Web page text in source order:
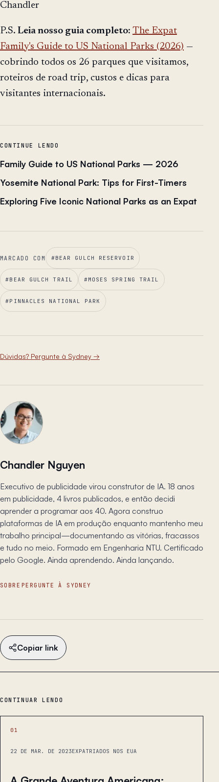
Chandler
P.S. Leia nosso guia completo: The Expat
Family's Guide to US National Parks (2026) —
cobrindo todos os 26 parques que visitamos,
roteiros de road trip, custos e dicas para
visitantes internacionais.
CONTINUE LENDO
Family Guide to US National Parks — 2026
Yosemite National Park: Tips for First-Timers
Exploring Five Iconic National Parks as an Expat
MARCADO COM #BEAR GULCH RESERVOIR
#BEAR GULCH TRAIL #MOSES SPRING TRAIL
#PINNACLES NATIONAL PARK
Dúvidas? Pergunte à Sydney →
Chandler Nguyen
Executivo de publicidade virou construtor de IA. 18 anos
em publicidade, 4 livros publicados, e então decidi
aprender a programar aos 40. Agora construo
plataformas de IA em produção enquanto mantenho meu
trabalho principal—documentando as vitórias, fracassos
e tudo no meio. Formado em Engenharia NTU. Certificado
pelo Google. Ainda aprendendo. Ainda lançando.
SOBRE PERGUNTE À SYDNEY
Copiar link
CONTINUAR LENDO
01
22 DE MAR. DE 2023EXPATRIADOS NOS EUA